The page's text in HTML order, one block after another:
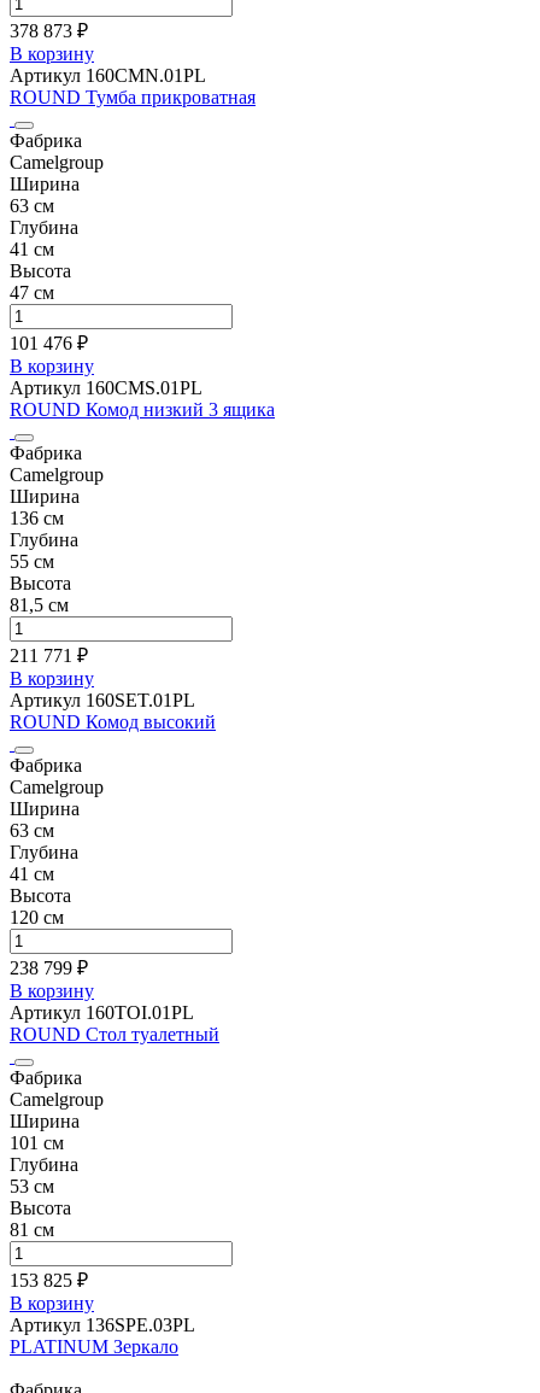
378 873 ₽
В корзину
Артикул 160CMN.01PL
ROUND Тумба прикроватная
Фабрика
Camelgroup
Ширина
63 см
Глубина
41 см
Высота
47 см
101 476 ₽
В корзину
Артикул 160CMS.01PL
ROUND Комод низкий 3 ящика
Фабрика
Camelgroup
Ширина
136 см
Глубина
55 см
Высота
81,5 см
211 771 ₽
В корзину
Артикул 160SET.01PL
ROUND Комод высокий
Фабрика
Camelgroup
Ширина
63 см
Глубина
41 см
Высота
120 см
238 799 ₽
В корзину
Артикул 160TOI.01PL
ROUND Стол туалетный
Фабрика
Camelgroup
Ширина
101 см
Глубина
53 см
Высота
81 см
153 825 ₽
В корзину
Артикул 136SPE.03PL
PLATINUM Зеркало